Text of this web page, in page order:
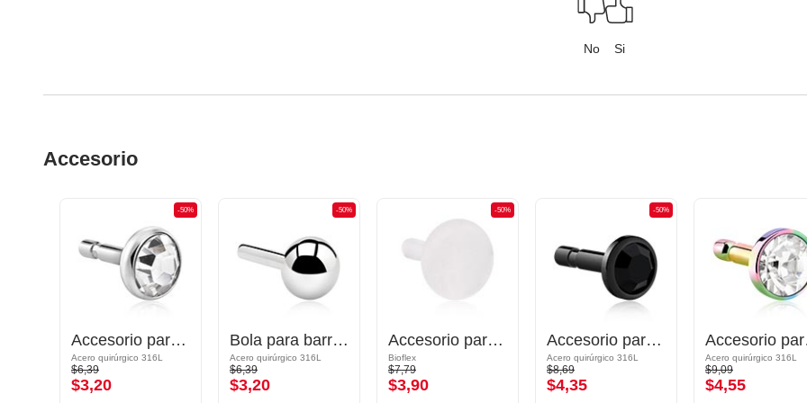
No Si
Accesorio
-50%
Accesorio para barras "push fit" (acero quirúrgico, plateado, acabado brillante) con brillantes
Acero quirúrgico 316L
$6,39
$3,20
-50%
Bola para barra labret "push-fit" (acero quirúrgico, plateado, acabado brillante)
Acero quirúrgico 316L
$6,39
$3,20
-50%
Accesorio para barra labret "push-fit" (bioflex, transparente)
Bioflex
$7,79
$3,90
-50%
Accesorio para barra push fit (acero quirúrgico, negro acabado brillante) con piedra brillante
Acero quirúrgico 316L
$8,69
$4,35
Acero quirúrgico 316L
$9,09
$4,55